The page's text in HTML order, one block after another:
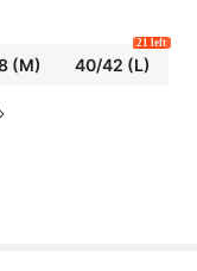
(M) 40/42 (L)
21 left